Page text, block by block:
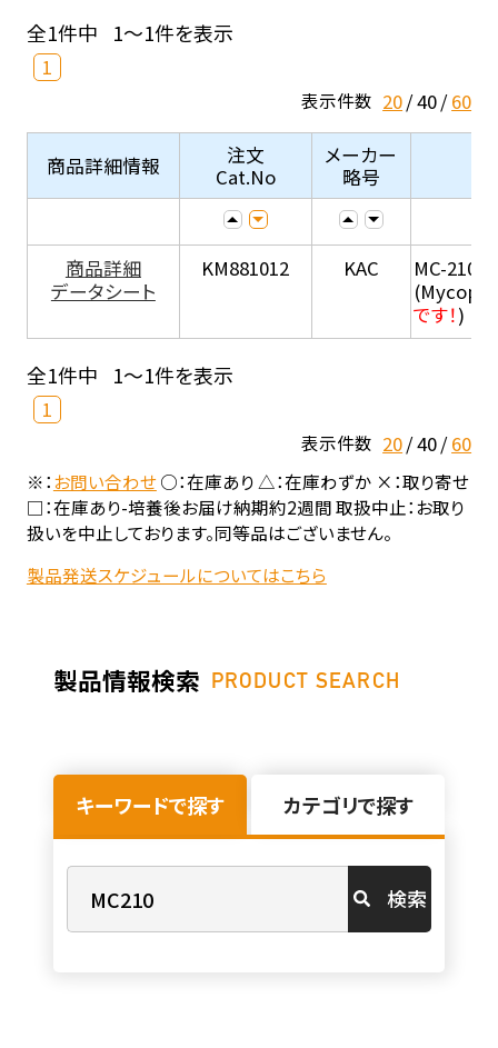
全1件中 1～1件を表示
1
表示件数 20 40 60
商品詳細情報
注文
Cat.No
メーカー
略号
商品詳細
データシート
KM881012 KAC
MC-210 (
です！)
全1件中 1～1件を表示
1
表示件数 20 40 60
※：お問い合わせ○：在庫あり △：在庫わずか ×：取り寄せ
□：在庫あり-培養後お届け納期約2週間 取扱中止：お取り
扱いを中止しております。同等品はございません。
製品発送スケジュールについてはこちら
製品情報検索 PRODUCT SEARCH
キーワードで探す カテゴリで探す
検索